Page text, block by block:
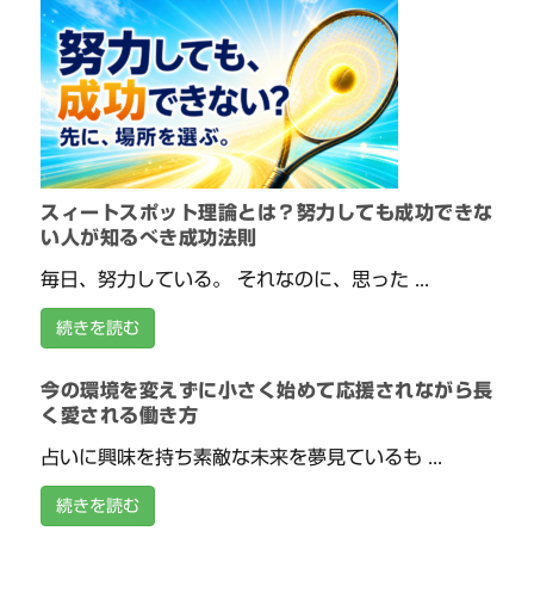
スィートスポット理論とは？努力しても成功できな
い人が知るべき成功法則
毎日、努力している。 それなのに、思った ...
続きを読む
今の環境を変えずに小さく始めて応援されながら長
く愛される働き方
占いに興味を持ち素敵な未来を夢見ているも ...
続きを読む